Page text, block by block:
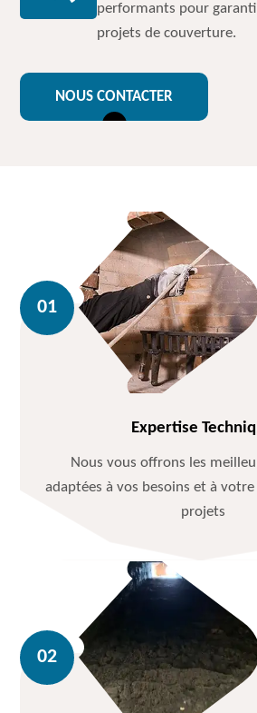
performants pour
projets de couverture.
NOUS CONTACTER
Expertise
Nous vous offrons les
adaptées à vos besoins et à
projets